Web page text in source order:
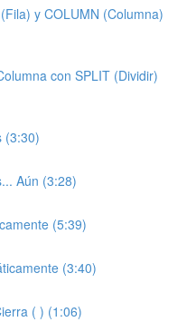
y COLUMN (Columna)
con SPLIT (Dividir)
(3:30)
Aún (3:28)
(5:39)
(3:40)
( ) (1:06)